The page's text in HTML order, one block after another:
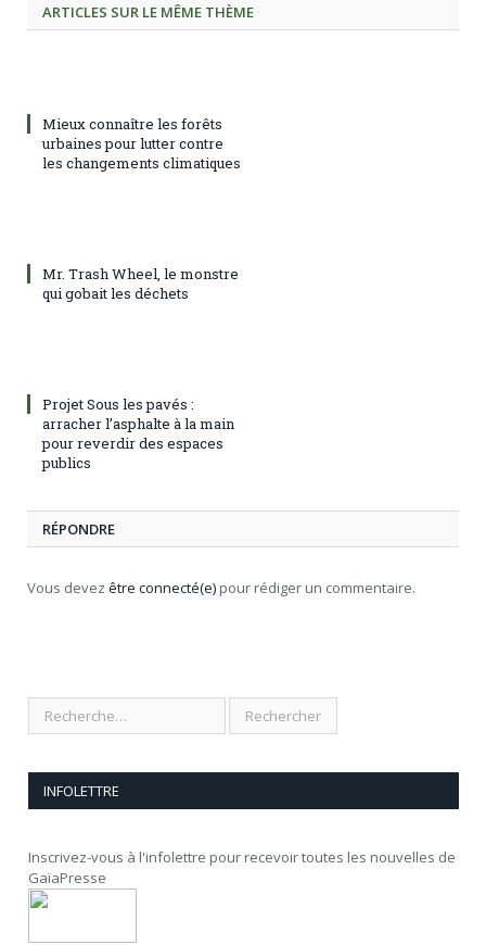
ARTICLES SUR LE MÊME THÈME
Mieux connaître les forêts
urbaines pour lutter contre
les changements climatiques
Mr. Trash Wheel, le monstre
qui gobait les déchets
Projet Sous les pavés :
arracher l’asphalte à la main
pour reverdir des espaces
publics
RÉPONDRE
Vous devez être connecté(e) pour rédiger un commentaire.
INFOLETTRE
Inscrivez-vous à l'infolettre pour recevoir toutes les nouvelles de
GaïaPresse